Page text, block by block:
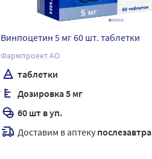
Винпоцетин 5 мг 60 шт. таблетки
Фармпроект АО
таблетки
Дозировка 5 мг
60 шт в уп.
Доставим в аптеку послезавтра